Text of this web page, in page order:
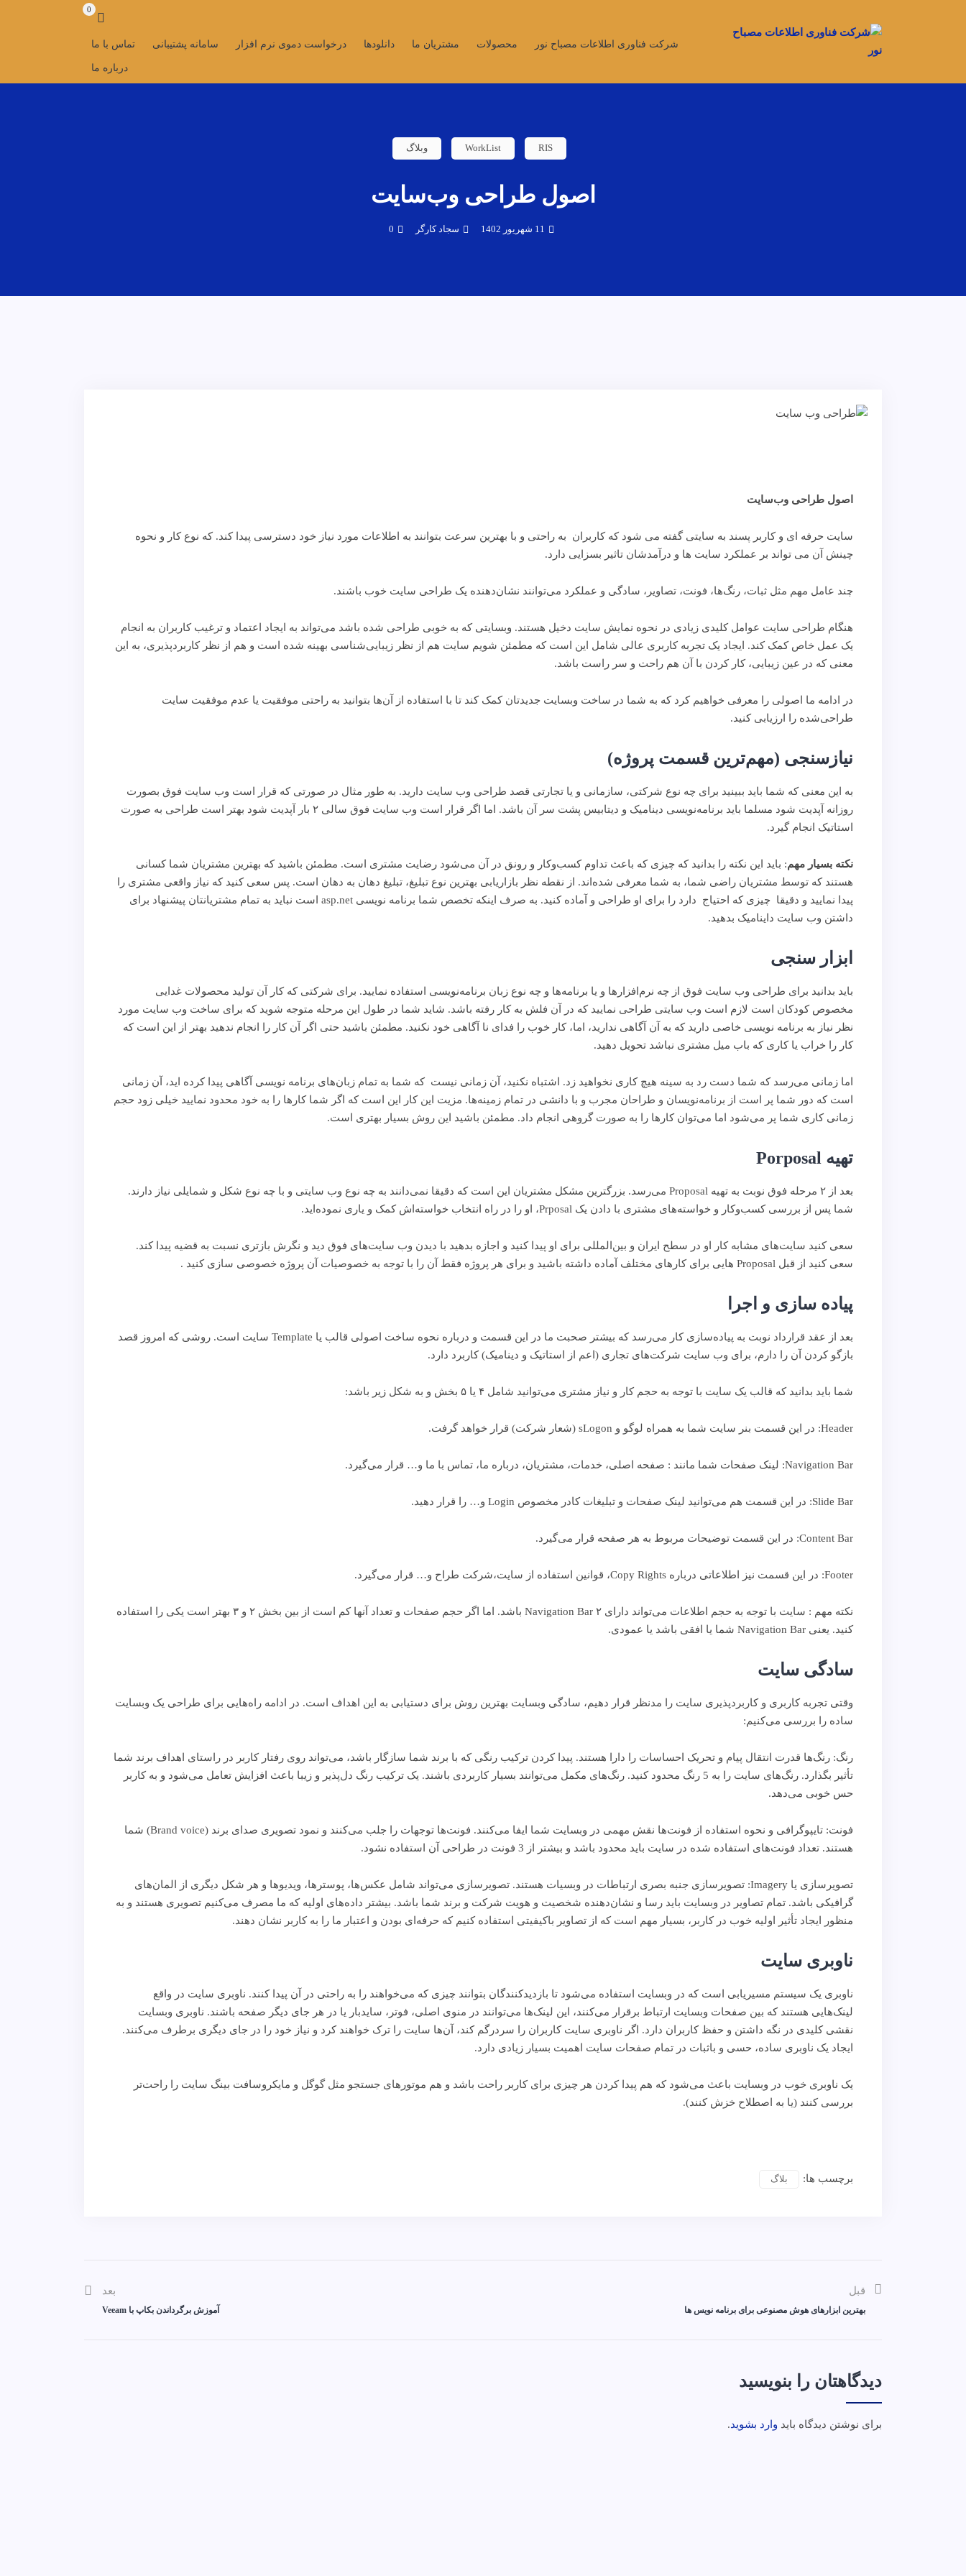
0
شرکت فناوری اطلاعات مصباح نور محصولات مشتریان ما دانلودها درخواست دموی نرم افزار سامانه پشتیبانی تماس با ما
درباره ما
RIS
WorkList وبلاگ
اصول طراحی وب‌سایت
11 شهریور 1402 سجاد کارگر 0
اصول طراحی وب‌سایت
سایت حرفه ای و کاربر پسند به سایتی گفته می شود که کاربران به راحتی و با بهترین سرعت بتوانند به اطلاعات مورد نیاز خود دسترسی پیدا کند. که نوع کار و نحوه
چینش آن می تواند بر عملکرد سایت ها و درآمدشان تاثیر بسزایی دارد.
چند عامل مهم مثل ثبات، رنگ‌ها، فونت، تصاویر، سادگی و عملکرد می‌توانند نشان‌دهنده یک طراحی سایت خوب باشند.
هنگام طراحی سایت عوامل کلیدی زیادی در نحوه نمایش سایت دخیل هستند. وبسایتی که به خوبی طراحی شده باشد می‌تواند به ایجاد اعتماد و ترغیب کاربران به انجام
یک عمل خاص کمک کند. ایجاد یک تجربه کاربری عالی شامل این است که مطمئن شویم سایت هم از نظر زیبایی‌شناسی بهینه شده است و هم از نظر کاربردپذیری، به این
معنی که در عین زیبایی، کار کردن با آن هم راحت و سر راست باشد.
در ادامه ما اصولی را معرفی خواهیم کرد که به شما در ساخت وبسایت جدیدتان کمک کند تا با استفاده از آن‌ها بتوانید به راحتی موفقیت یا عدم موفقیت سایت
طراحی‌شده را ارزیابی کنید.
نیازسنجی (مهم‌ترین قسمت پروژه)
به این معنی که شما باید ببینید برای چه نوع شرکتی، سازمانی و یا تجارتی قصد طراحی وب سایت دارید. به طور مثال در صورتی که قرار است وب سایت فوق بصورت
روزانه آپدیت شود مسلما باید برنامه‌نویسی دینامیک و دیتابیس پشت سر آن باشد. اما اگر قرار است وب سایت فوق سالی ۲ بار آپدیت شود بهتر است طراحی به صورت
استاتیک انجام گیرد.
نکته بسیار مهم: باید این نکته را بدانید که چیزی که باعث تداوم کسب‌وکار و رونق در آن می‌شود رضایت مشتری است. مطمئن باشید که بهترین مشتریان شما کسانی
هستند که توسط مشتریان راضی شما، به شما معرفی شده‌اند. از نقطه نظر بازاریابی بهترین نوع تبلیغ، تبلیغ دهان به دهان است. پس سعی کنید که نیاز واقعی مشتری را
پیدا نمایید و دقیقا چیزی که احتیاج دارد را برای او طراحی و آماده کنید. به صرف اینکه تخصص شما برنامه نویسی asp.net است نباید به تمام مشتریانتان پیشنهاد برای
داشتن وب سایت داینامیک بدهید.
ابزار سنجی
باید بدانید برای طراحی وب سایت فوق از چه نرم‌افزارها و یا برنامه‌ها و چه نوع زبان برنامه‌نویسی استفاده نمایید. برای شرکتی که کار آن تولید محصولات غدایی
مخصوص کودکان است لازم است وب سایتی طراحی نمایید که در آن فلش به کار رفته باشد. شاید شما در طول این مرحله متوجه شوید که برای ساخت وب سایت مورد
نظر نیاز به برنامه نویسی خاصی دارید که به آن آگاهی ندارید، اما، کار خوب را فدای نا آگاهی خود نکنید. مطمئن باشید حتی اگر آن کار را انجام ندهید بهتر از این است که
کار را خراب یا کاری که باب میل مشتری نباشد تحویل دهید.
اما زمانی می‌رسد که شما دست رد به سینه هیچ کاری نخواهید زد. اشتباه نکنید، آن زمانی نیست که شما به تمام زبان‌های برنامه نویسی آگاهی پیدا کرده اید، آن زمانی
است که دور شما پر است از برنامه‌نویسان و طراحان مجرب و با دانشی در تمام زمینه‌ها. مزیت این کار این است که اگر شما کارها را به خود محدود نمایید خیلی زود حجم
زمانی کاری شما پر می‌شود اما می‌توان کارها را به صورت گروهی انجام داد. مطمئن باشید این روش بسیار بهتری است.
تهیه
بعد از ۲ مرحله فوق نوبت به تهیه Proposal می‌رسد. بزرگترین مشکل مشتریان این است که دقیقا نمی‌دانند به چه نوع وب سایتی و با چه نوع شکل و شمایلی نیاز دارند.
شما پس از بررسی کسب‌وکار و خواسته‌های مشتری با دادن یک Prposal، او را در راه انتخاب خواسته‌اش کمک و یاری نموده‌اید.
سعی کنید سایت‌های مشابه کار او در سطح ایران و بین‌المللی برای او پیدا کنید و اجازه بدهید با دیدن وب سایت‌های فوق دید و نگرش بازتری نسبت به قضیه پیدا کند.
سعی کنید از قبل Proposal هایی برای کارهای مختلف آماده داشته باشید و برای هر پروژه فقط آن را با توجه به خصوصیات آن پروژه خصوصی سازی کنید .
پیاده سازی و اجرا
بعد از عقد قرارداد نوبت به پیاده‌سازی کار می‌رسد که بیشتر صحبت ما در این قسمت و درباره نحوه ساخت اصولی قالب یا Template سایت است. روشی که امروز قصد
بازگو کردن آن را دارم، برای وب سایت شرکت‌های تجاری (اعم از استاتیک و دینامیک) کاربرد دارد.
شما باید بدانید که قالب یک سایت با توجه به حجم کار و نیاز مشتری می‌توانید شامل ۴ یا ۵ بخش و به شکل زیر باشد:
Header: در این قسمت بنر سایت شما به همراه لوگو و sLogon (شعار شرکت) قرار خواهد گرفت.
Navigation Bar: لینک صفحات شما مانند : صفحه اصلی، خدمات، مشتریان، درباره ما، تماس با ما و… قرار می‌گیرد.
Slide Bar: در این قسمت هم می‌توانید لینک صفحات و تبلیغات کادر مخصوص Login و… را قرار دهید.
Content Bar: در این قسمت توضیحات مربوط به هر صفحه قرار می‌گیرد.
Footer: در این قسمت نیز اطلاعاتی درباره Copy Rights، قوانین استفاده از سایت،شرکت طراح و… قرار می‌گیرد.
نکته مهم : سایت با توجه به حجم اطلاعات می‌تواند دارای ۲ Navigation Bar باشد. اما اگر حجم صفحات و تعداد آنها کم است از بین بخش ۲ و ۳ بهتر است یکی را استفاده
کنید. یعنی Navigation Bar شما یا افقی باشد یا عمودی.
سادگی سایت
وقتی تجربه کاربری و کاربردپذیری سایت را مدنظر قرار دهیم، سادگی وبسایت بهترین روش برای دستیابی به این اهداف است. در ادامه راه‌هایی برای طراحی یک وبسایت
ساده را بررسی می‌کنیم:
رنگ: رنگ‌ها قدرت انتقال پیام و تحریک احساسات را دارا هستند. پیدا کردن ترکیب رنگی که با برند شما سازگار باشد، می‌تواند روی رفتار کاربر در راستای اهداف برند شما
تأثیر بگذارد. رنگ‌های سایت را به 5 رنگ محدود کنید. رنگ‌های مکمل می‌توانند بسیار کاربردی باشند. یک ترکیب رنگ دل‌پذیر و زیبا باعث افزایش تعامل می‌‌شود و به کاربر
حس خوبی می‌دهد.
فونت: تایپوگرافی و نحوه استفاده از فونت‌ها نقش مهمی در وبسایت شما ایفا می‌‌کنند. فونت‌ها توجهات را جلب می‌‌کنند و نمود تصویری صدای برند (Brand voice) شما
هستند. تعداد فونت‌های استفاده شده در سایت باید محدود باشد و بیشتر از 3 فونت در طراحی آن استفاده نشود.
تصویرسازی یا Imagery: تصویرسازی جنبه بصری ارتباطات در وبسیات هستند. تصویرسازی می‌تواند شامل عکس‌ها، پوسترها، ویدیوها و هر شکل دیگری از المان‌های
گرافیکی باشد. تمام تصاویر در وبسایت باید رسا و نشان‌دهنده شخصیت و هویت شرکت و برند شما باشد. بیشتر داده‌های اولیه که ما مصرف می‌کنیم تصویری هستند و به
منظور ایجاد تأثیر اولیه خوب در کاربر، بسیار مهم است که از تصاویر باکیفیتی استفاده کنیم که حرفه‌ای بودن و اعتبار ما را به کاربر نشان دهند.
ناوبری سایت
ناوبری یک سیستم مسیریابی است که در وبسایت استفاده می‌‌شود تا بازدیدکنندگان بتوانند چیزی که می‌خواهند را به راحتی در آن پیدا کنند. ناوبری سایت در واقع
لینک‌هایی هستند که بین صفحات وبسایت ارتباط برقرار می‌‌کنند، این لینک‌ها می‌توانند در منوی اصلی، فوتر، سایدبار یا در هر جای دیگر صفحه باشند. ناوبری وبسایت
نقشی کلیدی در نگه داشتن و حفظ کاربران دارد. اگر ناوبری سایت کاربران را سردرگم کند، آن‌ها سایت را ترک خواهند کرد و نیاز خود را در جای دیگری برطرف می‌‌کنند.
ایجاد یک ناوبری ساده، حسی و باثبات در تمام صفحات سایت اهمیت بسیار زیادی دارد.
یک ناوبری خوب در وبسایت باعث می‌‌شود که هم پیدا کردن هر چیزی برای کاربر راحت باشد و هم موتورهای جستجو مثل گوگل و مایکروسافت بینگ سایت را راحت‌تر
بررسی کنند (یا به اصطلاح خزش کنند).
برچسب ها: بلاگ
قبل
بهترین ابزارهای هوش مصنوعی برای برنامه نویس ها
بعد
آموزش برگرداندن بکاپ با Veeam
دیدگاهتان را بنویسید
برای نوشتن دیدگاه باید وارد بشوید.